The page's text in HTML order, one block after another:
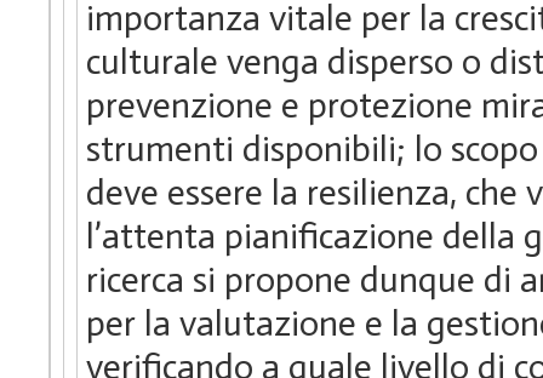
importanza vitale per la
culturale venga disperso o
prevenzione e protezione
strumenti disponibili; lo
deve essere la resilienza,
l’attenta pianificazione della
ricerca si propone dunque di
per la valutazione e la
verificando a quale livello di